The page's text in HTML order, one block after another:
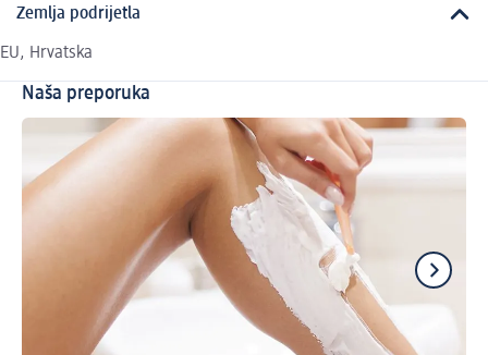
Zemlja podrijetla
EU, Hrvatska
Naša preporuka